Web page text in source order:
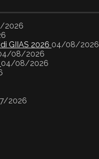
2026
GIIAS 2026 04/08/2026
08/2026
04/08/2026
2026